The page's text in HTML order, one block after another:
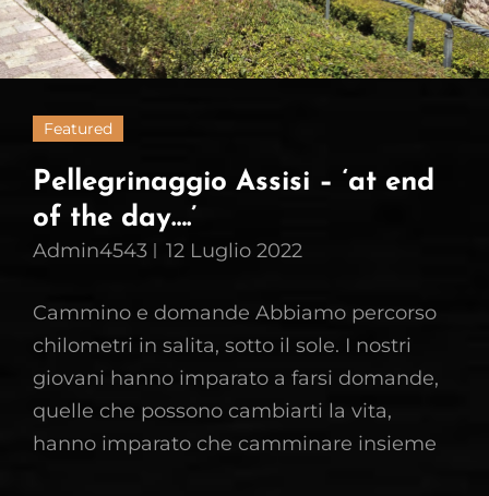
Featured
Pellegrinaggio Assisi – ‘at end
of the day….’
Admin4543 12 Luglio 2022
Cammino e domande Abbiamo percorso
chilometri in salita, sotto il sole. I nostri
giovani hanno imparato a farsi domande,
quelle che possono cambiarti la vita,
hanno imparato che camminare insieme